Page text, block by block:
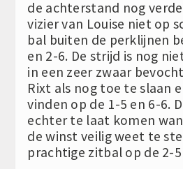
de achterstand nog
vizier van Louise niet op
bal buiten de perklijnen
en 2-6. De strijd is nog
in een zeer zwaar
Rixt als nog toe te slaan
vinden op de 1-5 en 6-6.
echter te laat komen
de winst veilig weet te
prachtige zitbal op de 2-